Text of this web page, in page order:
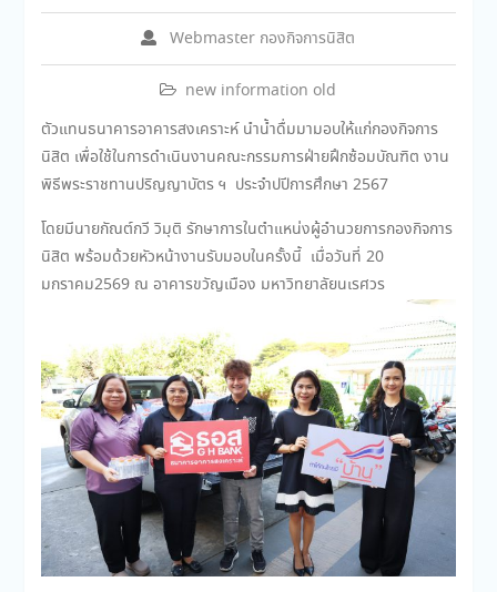
Webmaster กองกิจการนิสิต
new information old
ตัวแทนธนาคารอาคารสงเคราะห์ นำน้ำดื่มมามอบให้แก่กองกิจการ
นิสิต เพื่อใช้ในการดำเนินงานคณะกรรมการฝ่ายฝึกซ้อมบัณฑิต งาน
พิธีพระราชทานปริญญาบัตร ฯ ประจำปปีการศึกษา 2567
โดยมีนายกัณต์กวี วิมุติ รักษาการในตำแหน่งผู้อำนวยการกองกิจการ
นิสิต พร้อมด้วยหัวหน้างานรับมอบในครั้งนี้ เมื่อวันที่ 20
มกราคม2569 ณ อาคารขวัญเมือง มหาวิทยาลัยนเรศวร